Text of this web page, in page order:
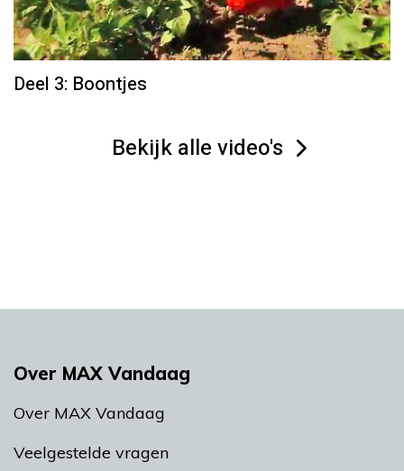
Deel 3: Boontjes
Bekijk alle video's
Over MAX Vandaag
Over MAX Vandaag
Veelgestelde vragen